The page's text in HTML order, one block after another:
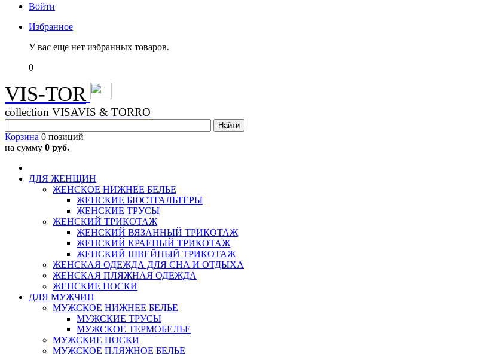
Войти
Избранное
У вас еще нет избранных товаров.
0
VIS-TOR
collection VISAVIS & TORRO
Корзина 0 позиций
на сумму 0 руб.
ДЛЯ ЖЕНЩИН
ЖЕНСКОЕ НИЖНЕЕ БЕЛЬЕ
ЖЕНСКИЕ БЮСТГАЛЬТЕРЫ
ЖЕНСКИЕ ТРУСЫ
ЖЕНСКИЙ ТРИКОТАЖ
ЖЕНСКИЙ ВЯЗАННЫЙ ТРИКОТАЖ
ЖЕНСКИЙ КРАЕНЫЙ ТРИКОТАЖ
ЖЕНСКИЙ ШВЕЙНЫЙ ТРИКОТАЖ
ЖЕНСКАЯ ОДЕЖДА ДЛЯ СНА И ОТДЫХА
ЖЕНСКАЯ ПЛЯЖНАЯ ОДЕЖДА
ЖЕНСКИЕ НОСКИ
ДЛЯ МУЖЧИН
МУЖСКОЕ НИЖНЕЕ БЕЛЬЕ
МУЖСКИЕ ТРУСЫ
МУЖСКОЕ ТЕРМОБЕЛЬЕ
МУЖСКИЕ НОСКИ
МУЖСКОЕ ПЛЯЖНОЕ БЕЛЬЕ